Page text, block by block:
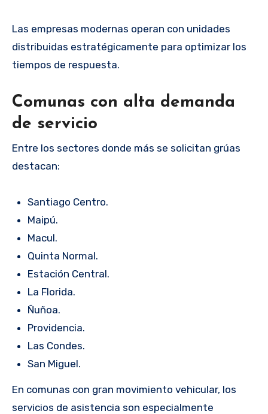
Las empresas modernas operan con unidades
distribuidas estratégicamente para optimizar los
tiempos de respuesta.
Comunas con alta demanda
de servicio
Entre los sectores donde más se solicitan grúas
destacan:
Santiago Centro.
Maipú.
Macul.
Quinta Normal.
Estación Central.
La Florida.
Ñuñoa.
Providencia.
Las Condes.
San Miguel.
En comunas con gran movimiento vehicular, los
servicios de asistencia son especialmente